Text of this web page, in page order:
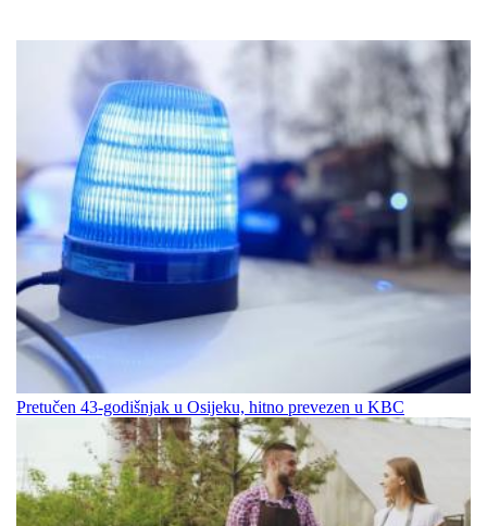
Pretučen 43-godišnjak u Osijeku, hitno prevezen u KBC